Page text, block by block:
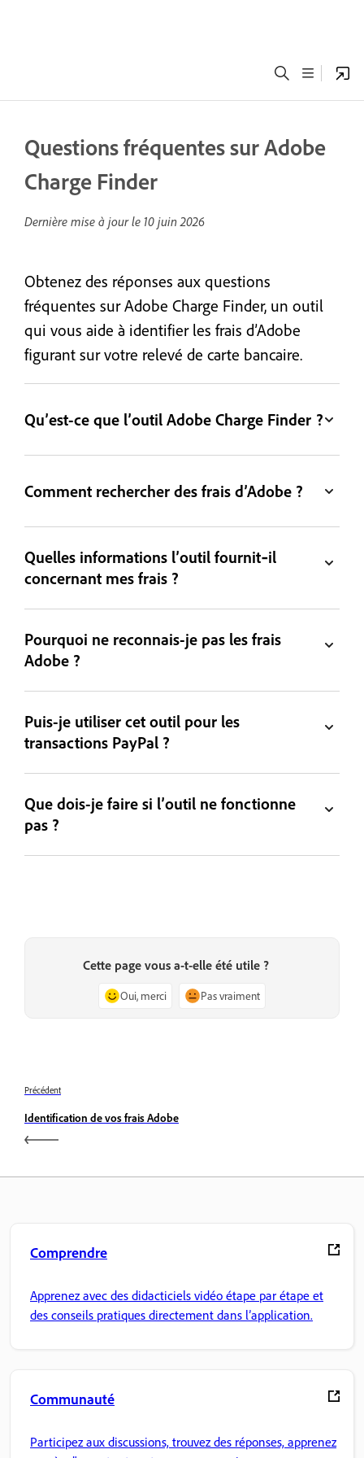
Questions fréquentes sur Adobe
Charge Finder
Dernière mise à jour le 10 juin 2026
Obtenez des réponses aux questions
fréquentes sur Adobe Charge Finder, un outil
qui vous aide à identifier les frais d’Adobe
figurant sur votre relevé de carte bancaire.
Qu’est-ce que l’outil Adobe Charge Finder ?
Comment rechercher des frais d’Adobe ?
Quelles informations l’outil fournit‑il
concernant mes frais ?
Pourquoi ne reconnais-je pas les frais
Adobe ?
Puis-je utiliser cet outil pour les
transactions PayPal ?
Que dois-je faire si l’outil ne fonctionne
pas ?
Cette page vous a-t-elle été utile ?
Oui, merci Pas vraiment
Précédent
Identification de vos frais Adobe
Comprendre
Apprenez avec des didacticiels vidéo étape par étape et
des conseils pratiques directement dans l’application.
Communauté
Participez aux discussions, trouvez des réponses, apprenez